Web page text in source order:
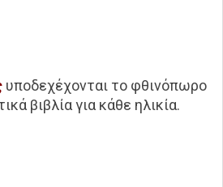
υποδεχέχονται το φθινόπωρο
βιβλία για κάθε ηλικία.